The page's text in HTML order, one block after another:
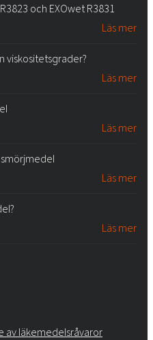
och EXOwet R3831
Läs mer
viskositetsgrader?
Läs mer
Läs mer
smörjmedel
Läs mer
Läs mer
av läkemedelsråvaror